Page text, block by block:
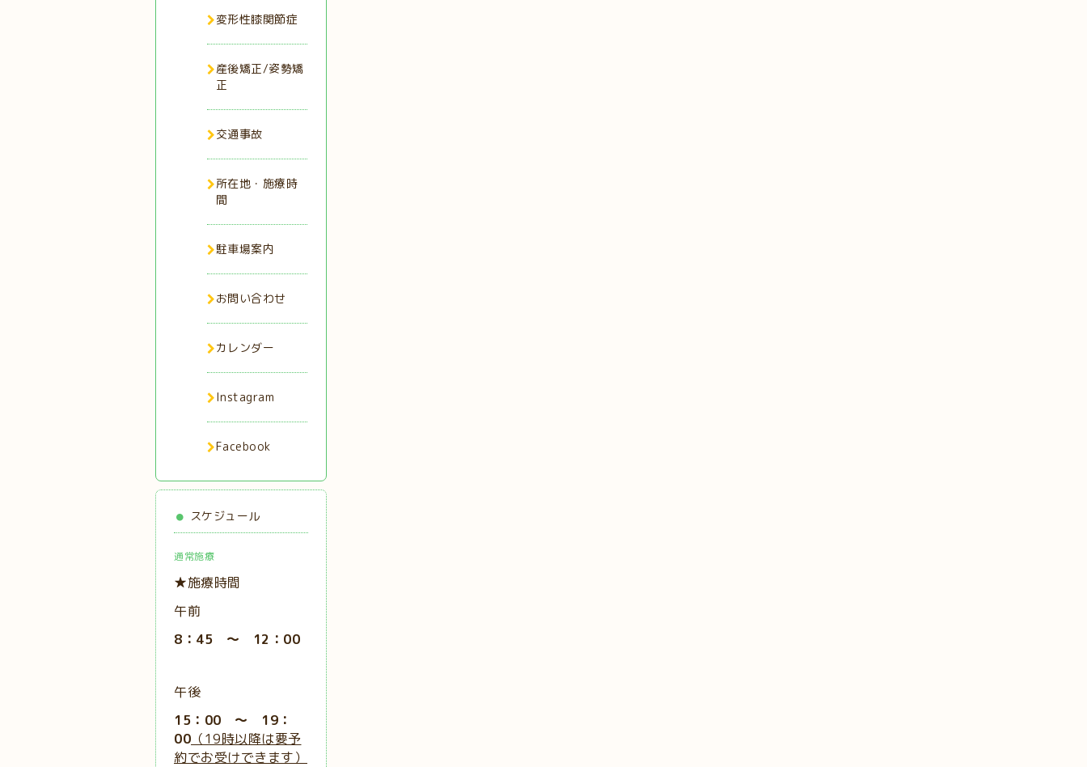
変形性膝関節症
産後矯正/姿勢矯
正
交通事故
所在地・施療時
間
駐車場案内
お問い合わせ
カレンダー
Instagram
Facebook
スケジュール
通常施療
★施療時間
午前
8：45 ～ 12：00
午後
15：00 ～ 19：
00 （19時以降は要予
約でお受けできます）